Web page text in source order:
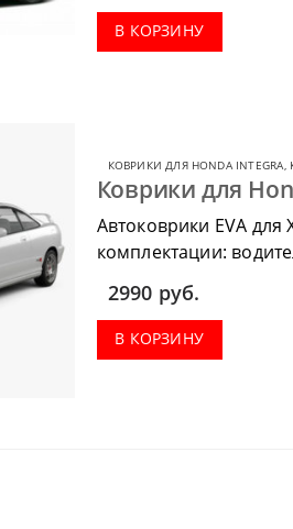
В КОРЗИНУ
КОВРИКИ ДЛЯ HONDA INTEGRA,
Коврики для
Автоковрики EVA
комплектации:
2990 руб.
В КОРЗИНУ